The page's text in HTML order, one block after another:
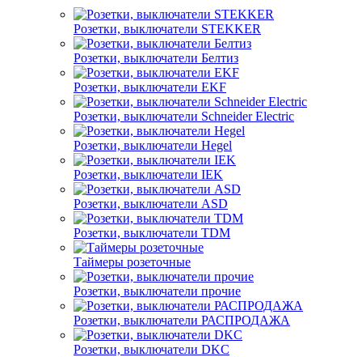
Розетки, выключатели STEKKER
Розетки, выключатели Белтиз
Розетки, выключатели EKF
Розетки, выключатели Schneider Electric
Розетки, выключатели Hegel
Розетки, выключатели IEK
Розетки, выключатели ASD
Розетки, выключатели TDM
Таймеры розеточные
Розетки, выключатели прочие
Розетки, выключатели РАСПРОДАЖА
Розетки, выключатели DKC